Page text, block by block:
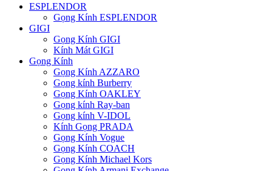
ESPLENDOR
Gọng Kính ESPLENDOR
GIGI
Gọng Kính GIGI
Kính Mát GIGI
Gọng Kính
Gọng Kính AZZARO
Gọng kính Burberry
Gọng Kính OAKLEY
Gọng kính Ray-ban
Gọng kính V-IDOL
Kính Gọng PRADA
Gọng Kính Vogue
Gọng Kính COACH
Gọng Kính Michael Kors